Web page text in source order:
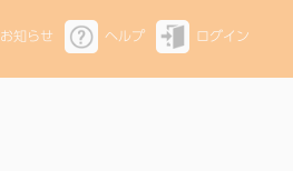
お知らせ ヘルプ ログイン